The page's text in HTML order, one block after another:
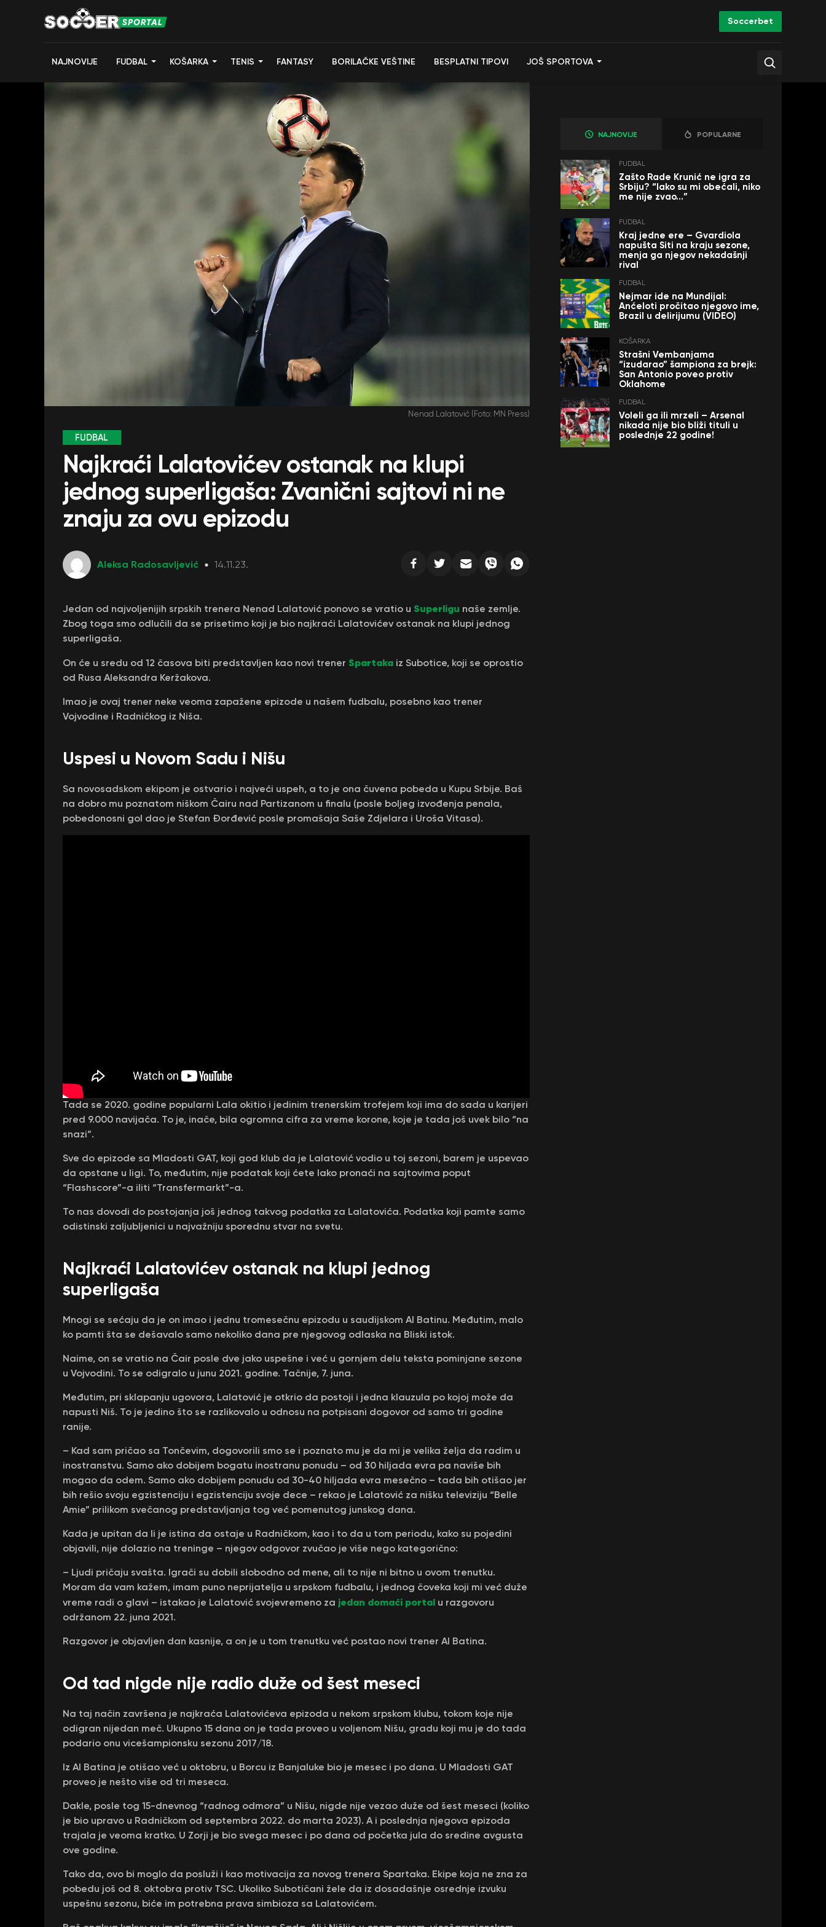
Soccerbet
NAJNOVIJE FUDBAL KOŠARKA TENIS FANTASY BORILAČKE VEŠTINE BESPLATNI TIPOVI JOŠ SPORTOVA
Nenad Lalatović (Foto: MN Press)
FUDBAL
Najkraći Lalatovićev ostanak na klupi
jednog superligaša: Zvanični sajtovi ni ne
znaju za ovu epizodu
Aleksa Radosavljević 14.11.23.
Jedan od najvoljenijih srpskih trenera Nenad Lalatović ponovo se vratio u Superligu naše zemlje.
Zbog toga smo odlučili da se prisetimo koji je bio najkraći Lalatovićev ostanak na klupi jednog
superligaša.
On će u sredu od 12 časova biti predstavljen kao novi trener Spartaka iz Subotice, koji se oprostio
od Rusa Aleksandra Keržakova.
Imao je ovaj trener neke veoma zapažene epizode u našem fudbalu, posebno kao trener
Vojvodine i Radničkog iz Niša.
Uspesi u Novom Sadu i Nišu
Sa novosadskom ekipom je ostvario i najveći uspeh, a to je ona čuvena pobeda u Kupu Srbije. Baš
na dobro mu poznatom niškom Čairu nad Partizanom u finalu (posle boljeg izvođenja penala,
pobedonosni gol dao je Stefan Đorđević posle promašaja Saše Zdjelara i Uroša Vitasa).
Tada se 2020. godine popularni Lala okitio i jedinim trenerskim trofejem koji ima do sada u karijeri
pred 9.000 navijača. To je, inače, bila ogromna cifra za vreme korone, koje je tada još uvek bilo “na
snazi”.
Sve do epizode sa Mladosti GAT, koji god klub da je Lalatović vodio u toj sezoni, barem je uspevao
da opstane u ligi. To, međutim, nije podatak koji ćete lako pronaći na sajtovima poput
“Flashscore”-a iliti “Transfermarkt”-a.
To nas dovodi do postojanja još jednog takvog podatka za Lalatovića. Podatka koji pamte samo
odistinski zaljubljenici u najvažniju sporednu stvar na svetu.
Najkraći Lalatovićev ostanak na klupi jednog
superligaša
Mnogi se sećaju da je on imao i jednu tromesečnu epizodu u saudijskom Al Batinu. Međutim, malo
ko pamti šta se dešavalo samo nekoliko dana pre njegovog odlaska na Bliski istok.
Naime, on se vratio na Čair posle dve jako uspešne i već u gornjem delu teksta pominjane sezone
u Vojvodini. To se odigralo u junu 2021. godine. Tačnije, 7. juna.
Međutim, pri sklapanju ugovora, Lalatović je otkrio da postoji i jedna klauzula po kojoj može da
napusti Niš. To je jedino što se razlikovalo u odnosu na potpisani dogovor od samo tri godine
ranije.
– Kad sam pričao sa Tončevim, dogovorili smo se i poznato mu je da mi je velika želja da radim u
inostranstvu. Samo ako dobijem bogatu inostranu ponudu – od 30 hiljada evra pa naviše bih
mogao da odem. Samo ako dobijem ponudu od 30-40 hiljada evra mesečno – tada bih otišao jer
bih rešio svoju egzistenciju i egzistenciju svoje dece – rekao je Lalatović za nišku televiziju “Belle
Amie” prilikom svečanog predstavljanja tog već pomenutog junskog dana.
Kada je upitan da li je istina da ostaje u Radničkom, kao i to da u tom periodu, kako su pojedini
objavili, nije dolazio na treninge – njegov odgovor zvučao je više nego kategorično:
– Ljudi pričaju svašta. Igrači su dobili slobodno od mene, ali to nije ni bitno u ovom trenutku.
Moram da vam kažem, imam puno neprijatelja u srpskom fudbalu, i jednog čoveka koji mi već duže
vreme radi o glavi – istakao je Lalatović svojevremeno za jedan domaći portal u razgovoru
održanom 22. juna 2021.
Razgovor je objavljen dan kasnije, a on je u tom trenutku već postao novi trener Al Batina.
Od tad nigde nije radio duže od šest meseci
Na taj način završena je najkraća Lalatovićeva epizoda u nekom srpskom klubu, tokom koje nije
odigran nijedan meč. Ukupno 15 dana on je tada proveo u voljenom Nišu, gradu koji mu je do tada
podario onu vicešampionsku sezonu 2017/18.
Iz Al Batina je otišao već u oktobru, u Borcu iz Banjaluke bio je mesec i po dana. U Mladosti GAT
proveo je nešto više od tri meseca.
Dakle, posle tog 15-dnevnog “radnog odmora” u Nišu, nigde nije vezao duže od šest meseci (koliko
je bio upravo u Radničkom od septembra 2022. do marta 2023). A i poslednja njegova epizoda
trajala je veoma kratko. U Zorji je bio svega mesec i po dana od početka jula do sredine avgusta
ove godine.
Tako da, ovo bi moglo da posluži i kao motivacija za novog trenera Spartaka. Ekipe koja ne zna za
pobedu još od 8. oktobra protiv TSC. Ukoliko Subotičani žele da iz dosadašnje osrednje izvuku
uspešnu sezonu, biće im potrebna prava simbioza sa Lalatovićem.
NAJNOVIJE POPULARNE
FUDBAL
Zašto Rade Krunić ne igra za
Srbiju? “Iako su mi obećali, niko
me nije zvao…”
FUDBAL
Kraj jedne ere – Gvardiola
napušta Siti na kraju sezone,
menja ga njegov nekadašnji
rival
FUDBAL
Nejmar ide na Mundijal:
Anćeloti pročitao njegovo ime,
Brazil u delirijumu (VIDEO)
KOŠARKA
Strašni Vembanjama
“izudarao” šampiona za brejk:
San Antonio poveo protiv
Oklahome
FUDBAL
Voleli ga ili mrzeli – Arsenal
nikada nije bio bliži tituli u
poslednje 22 godine!